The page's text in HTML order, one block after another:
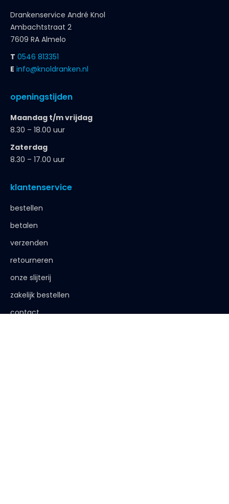
Drankenservice André Knol
Ambachtstraat 2
7609 RA Almelo
T 0546 813351
E info@knoldranken.nl
openingstijden
Maandag t/m vrijdag
8.30 – 18.00 uur
Zaterdag
8.30 – 17.00 uur
klantenservice
bestellen
betalen
verzenden
retourneren
onze slijterij
zakelijk bestellen
contact